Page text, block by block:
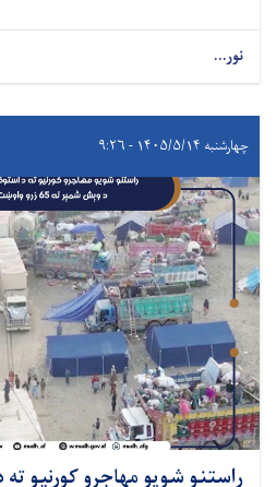
نور...
چهارشنبه ۱۴۰۵/۵/۱۴ - ۹:۲۶
راستنو شویو مهاجرو کورنیو